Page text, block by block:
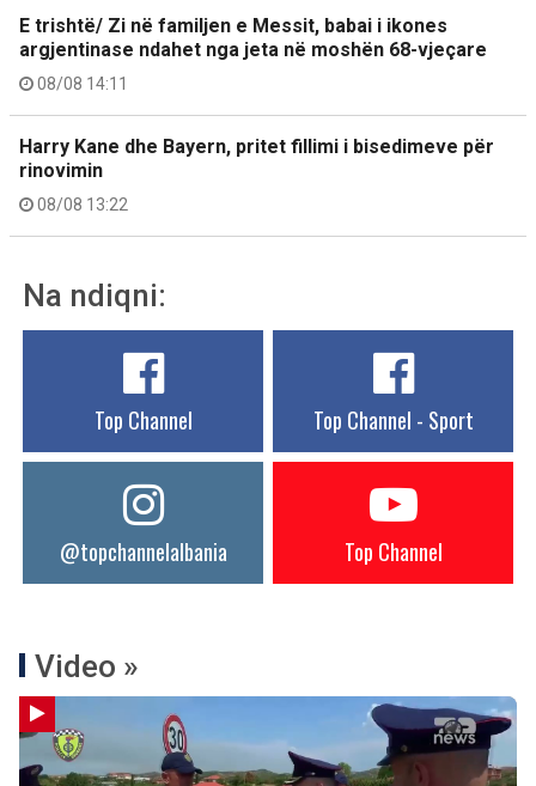
E trishtë/ Zi në familjen e Messit, babai i ikones
argjentinase ndahet nga jeta në moshën 68-vjeçare
08/08 14:11
Harry Kane dhe Bayern, pritet fillimi i bisedimeve për
rinovimin
08/08 13:22
Na ndiqni:
Top Channel Top Channel - Sport
@topchannelalbania Top Channel
Video »